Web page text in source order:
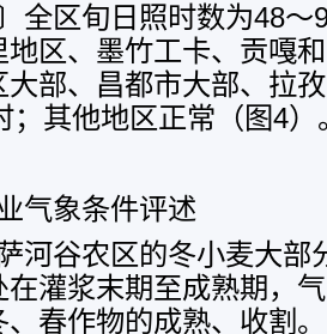
全区旬日照时数为48～
地区、墨竹工卡、贡嘎
大部、昌都市大部、拉
；其他地区正常（图4）
气象条件评述
河谷农区的冬小麦大部
在灌浆末期至成熟期，
、春作物的成熟、收割